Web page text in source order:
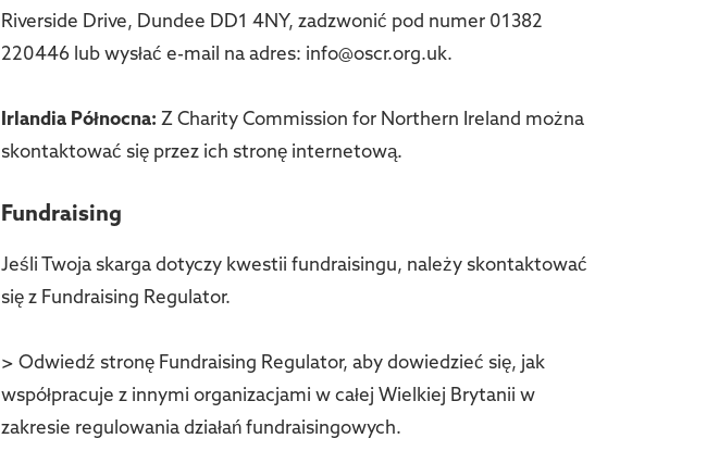
Riverside Drive, Dundee DD1 4NY, zadzwonić pod numer 01382
220446 lub wysłać e-mail na adres: info@oscr.org.uk.
Irlandia Północna: Z Charity Commission for Northern Ireland można
skontaktować się przez ich stronę internetową.
Fundraising
Jeśli Twoja skarga dotyczy kwestii fundraisingu, należy skontaktować
się z Fundraising Regulator.
> Odwiedź stronę Fundraising Regulator, aby dowiedzieć się, jak
współpracuje z innymi organizacjami w całej Wielkiej Brytanii w
zakresie regulowania działań fundraisingowych.